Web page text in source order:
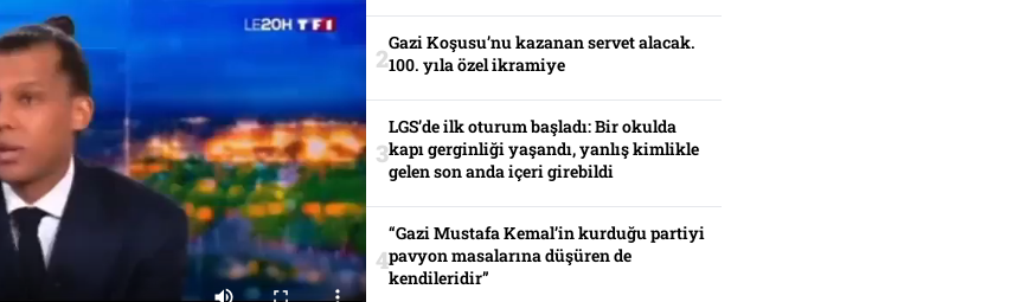
Gazi Koşusu’nu kazanan servet alacak.
100. yıla özel ikramiye
LGS’de ilk oturum başladı: Bir okulda
kapı gerginliği yaşandı, yanlış kimlikle
gelen son anda içeri girebildi
“Gazi Mustafa Kemal’in kurduğu partiyi
pavyon masalarına düşüren de
kendileridir”